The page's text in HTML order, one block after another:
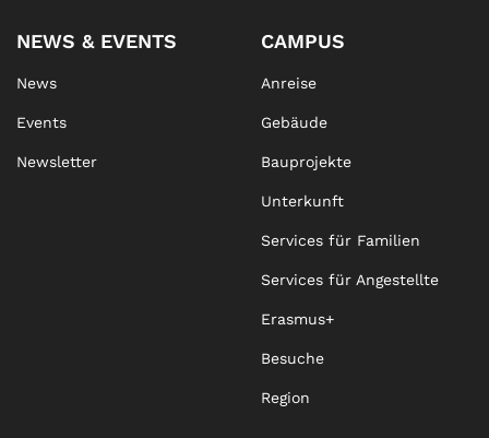
NEWS & EVENTS
News
Events
Newsletter
CAMPUS
Anreise
Gebäude
Bauprojekte
Unterkunft
Services für Familien
Services für Angestellte
Erasmus+
Besuche
Region